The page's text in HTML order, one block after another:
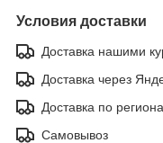
Условия доставки
Доставка нашими
Доставка через
Доставка по
Самовывоз